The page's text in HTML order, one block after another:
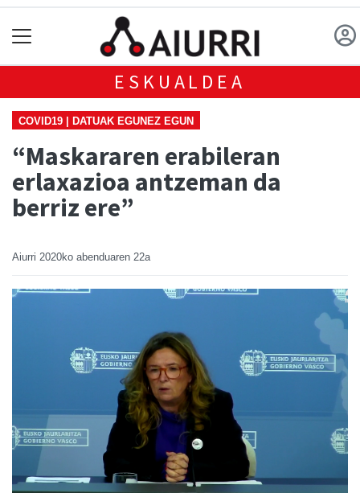
ESKUALDEA
COVID19 | DATUAK EGUNEZ EGUN
“Maskararen erabileran
erlaxazioa antzeman da
berriz ere”
Aiurri 2020ko abenduaren 22a